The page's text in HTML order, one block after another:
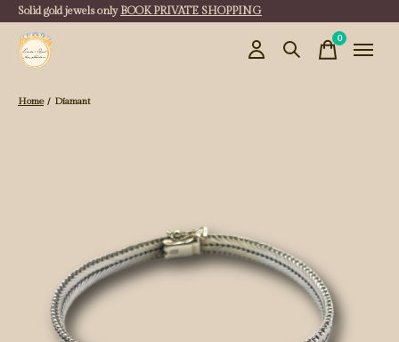
Solid gold jewels only BOOK PRIVATE SHOPPING
0items
Home / Diamant